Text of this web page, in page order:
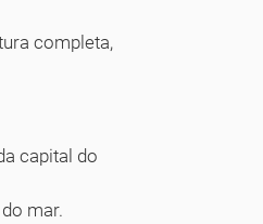
completa,
capital do
mar.